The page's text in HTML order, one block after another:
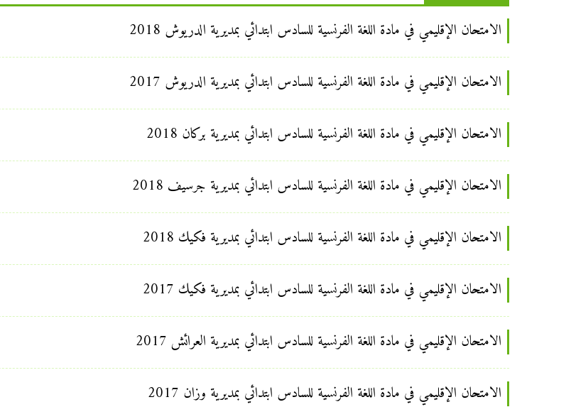
الامتحان الإقليمي في مادة اللغة الفرنسية للسادس ابتدائي بمديرية الدريوش 2018
الامتحان الإقليمي في مادة اللغة الفرنسية للسادس ابتدائي بمديرية الدريوش 2017
الامتحان الإقليمي في مادة اللغة الفرنسية للسادس ابتدائي بمديرية بركان 2018
الامتحان الإقليمي في مادة اللغة الفرنسية للسادس ابتدائي بمديرية جرسيف 2018
الامتحان الإقليمي في مادة اللغة الفرنسية للسادس ابتدائي بمديرية فكيك 2018
الامتحان الإقليمي في مادة اللغة الفرنسية للسادس ابتدائي بمديرية فكيك 2017
الامتحان الإقليمي في مادة اللغة الفرنسية للسادس ابتدائي بمديرية العرائش 2017
الامتحان الإقليمي في مادة اللغة الفرنسية للسادس ابتدائي بمديرية وزان 2017